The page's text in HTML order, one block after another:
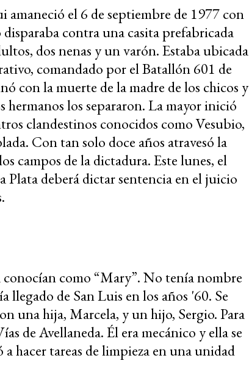
amaneció el 6 de septiembre de 1977 con
contra una casita prefabricada
dos nenas y un varón. Estaba ubicada
comandado por el Batallón 601 de
con la muerte de la madre de los chicos y
los separaron. La mayor inició
clandestinos conocidos como Vesubio,
Con tan solo doce años atravesó la
campos de la dictadura. Este lunes, el
deberá dictar sentencia en el juicio
como “Mary”. No tenía nombre
llegado de San Luis en los años '60. Se
una hija, Marcela, y un hijo, Sergio. Para
de Avellaneda. Él era mecánico y ella se
hacer tareas de limpieza en una unidad